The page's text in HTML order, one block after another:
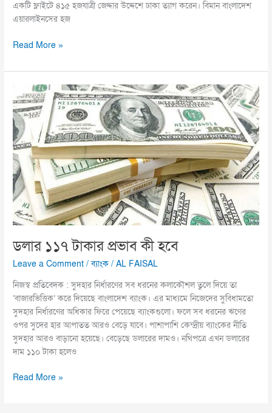
একটি ফ্লাইটে ৪১৫ হজযাত্রী জেদ্দার উদ্দেশে ঢাকা ত্যাগ করেন। বিমান বাংলাদেশ
এয়ারলাইনসের হজ
Read More »
ডলার ১১৭ টাকার প্রভাব কী হবে
Leave a Comment /ব্যাংক /AL FAISAL
নিজস্ব প্রতিবেদক : সুদহার নির্ধারণের সব ধরনের কলাকৌশল তুলে দিয়ে তা
‘বাজারভিত্তিক’ করে দিয়েছে বাংলাদেশ ব্যাংক। এর মাধ্যমে নিজেদের সুবিধামতো
সুদহার নির্ধারণের অধিকার ফিরে পেয়েছে ব্যাংকগুলো। ফলে সব ধরনের ঋণের
ওপর সুদের হার আপাতত আরও বেড়ে যাবে। পাশাপাশি কেন্দ্রীয় ব্যাংকের নীতি
সুদহার আরও বাড়ানো হয়েছে। বেড়েছে ডলারের দামও। নথিপত্রে এখন ডলারের
দাম ১১০ টাকা হলেও
ডলার
১১৭
টাকার
প্রভাব
কী
হবে
Read More »